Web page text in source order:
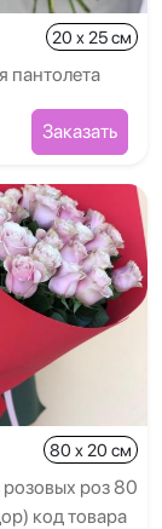
20 x 25 см
пантолета
Заказать
80 x 20 см
розовых роз 80
код товара